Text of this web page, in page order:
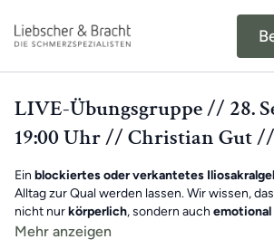
LIVE-Übungsgruppe // 28.
19:00 Uhr // Christian Gut
Ein blockiertes oder verkantetes
Alltag zur Qual werden lassen. Wir wissen,
nicht nurkörperlich, sondern auch emotional
Belastungfür dich darstellen können.
Mehr anzeigen